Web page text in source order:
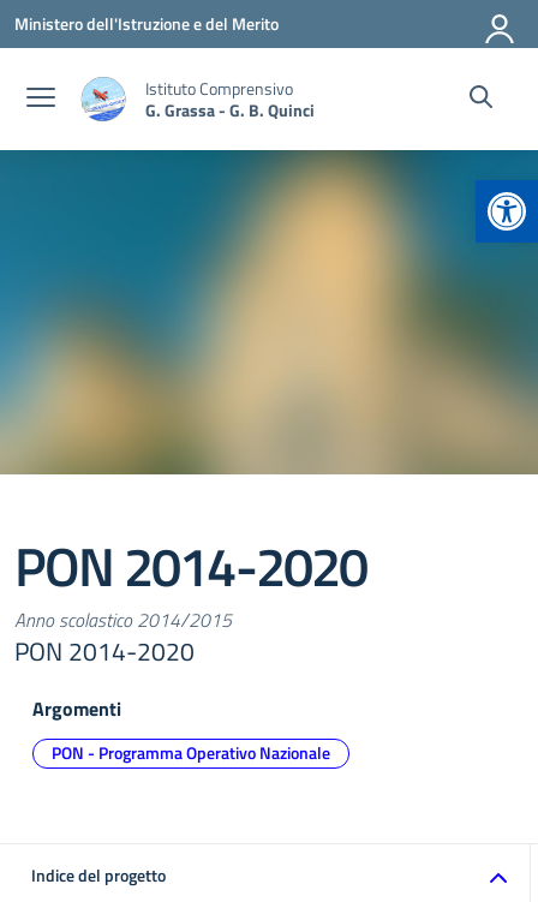
Vai ai contenuti
Vai al menu di navigazione
Vai al footer
Ministero dell'Istruzione e del Merito
Istituto Comprensivo
G. Grassa - G. B. Quinci
PON 2014-2020
Anno scolastico 2014/2015
PON 2014-2020
Argomenti
PON - Programma Operativo Nazionale
Indice del progetto